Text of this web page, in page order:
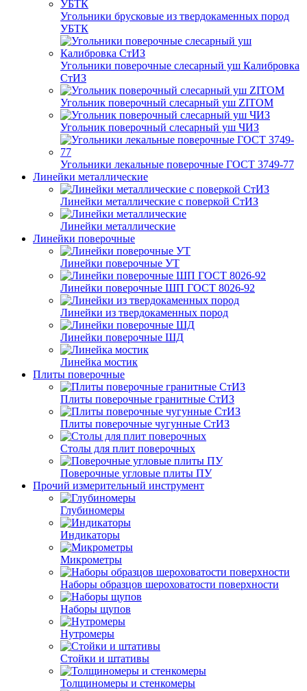
Угольники брусковые из твердокаменных пород
УБТК
Угольники поверочные слесарный уш Калибровка
СтИЗ
Угольник поверочный слесарный уш ZITOM
Угольник поверочный слесарный уш ЧИЗ
Угольники лекальные поверочные ГОСТ 3749-77
Линейки металлические
Линейки металлические с поверкой СтИЗ
Линейки металлические
Линейки поверочные
Линейки поверочные УТ
Линейки поверочные ШП ГОСТ 8026-92
Линейки из твердокаменных пород
Линейки поверочные ШД
Линейка мостик
Плиты поверочные
Плиты поверочные гранитные СтИЗ
Плиты поверочные чугунные СтИЗ
Столы для плит поверочных
Поверочные угловые плиты ПУ
Прочий измерительный инструмент
Глубиномеры
Индикаторы
Микрометры
Наборы образцов шероховатости поверхности
Наборы щупов
Нутромеры
Стойки и штативы
Толщиномеры и стенкомеры